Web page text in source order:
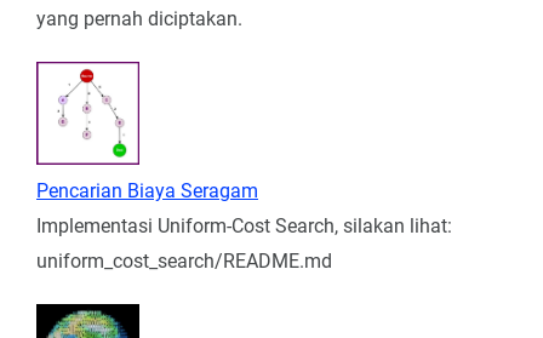
yang pernah diciptakan.
Pencarian Biaya Seragam
Implementasi Uniform-Cost Search, silakan lihat:
uniform_cost_search/README.md